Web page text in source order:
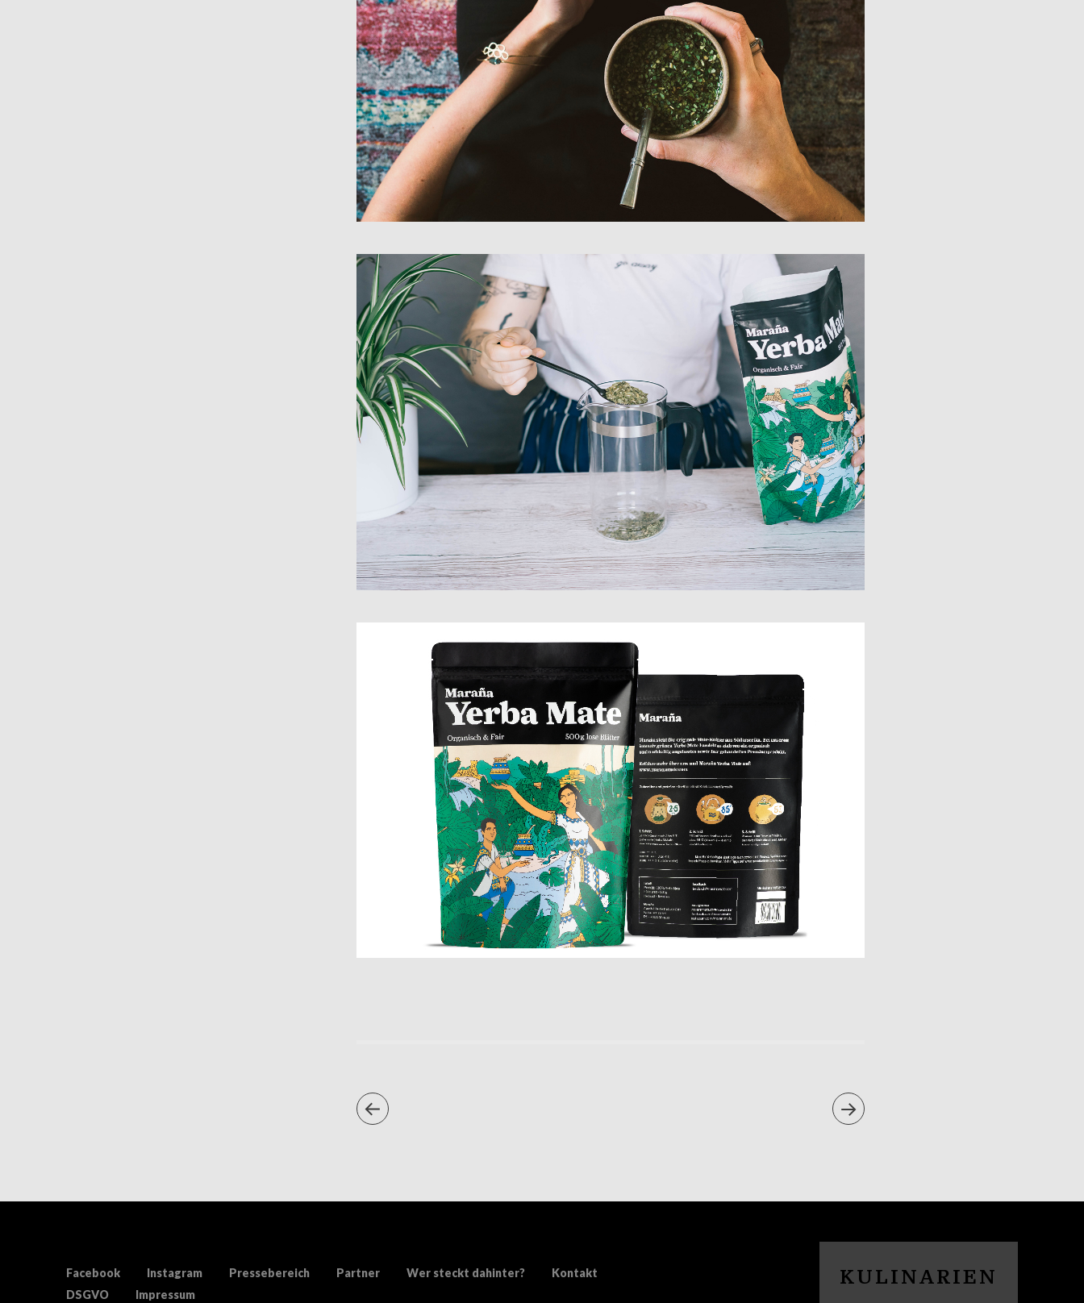
Facebook Instagram Pressebereich Partner Wer steckt dahinter?
Kontakt
DSGVO
Impressum
KULINARIEN